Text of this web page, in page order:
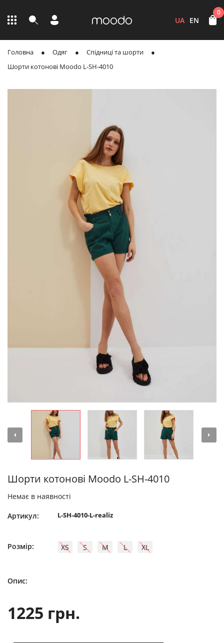
UA EN
0
Головна Одяг
Спідниці та шорти
Шорти котонові Moodo L-SH-4010
Шорти котонові Moodo L-SH-4010
Немає в наявності
Артикул: L-SH-4010-L-realiz
Розмір: XS S M L XL
Опис:
1225 грн.